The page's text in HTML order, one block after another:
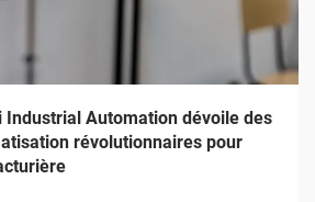
Industrial Automation dévoile des
révolutionnaires pour